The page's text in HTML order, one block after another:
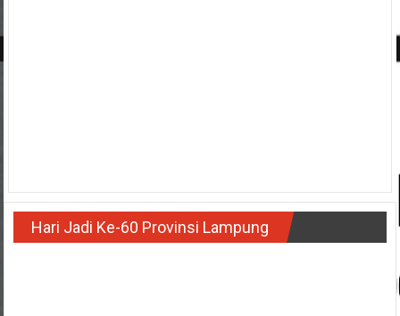
Hari Jadi Ke-60 Provinsi Lampung